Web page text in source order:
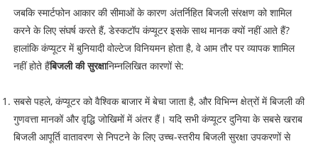
जबकि स्मार्टफोन आकार की सीमाओं के कारण अंतर्निहित बिजली संरक्षण को शामिल
करने के लिए संघर्ष करते हैं, डेस्कटॉप कंप्यूटर इसके साथ मानक क्यों नहीं आते हैं?
हालांकि कंप्यूटर में बुनियादी वोल्टेज विनियमन होता है, वे आम तौर पर व्यापक शामिल
नहीं होते हैंबिजली की सुरक्षानिम्नलिखित कारणों से:
सबसे पहले, कंप्यूटर को वैश्विक बाजार में बेचा जाता है, और विभिन्न क्षेत्रों में बिजली की
गुणवत्ता मानकों और वृद्धि जोखिमों में अंतर हैं। यदि सभी कंप्यूटर दुनिया के सबसे खराब
बिजली आपूर्ति वातावरण से निपटने के लिए उच्च-स्तरीय बिजली सुरक्षा उपकरणों से